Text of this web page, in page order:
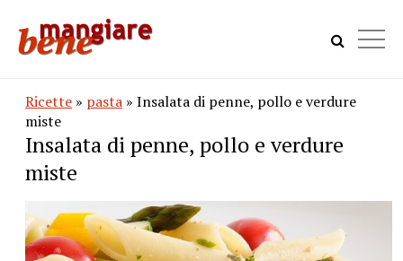
Ricette » pasta » Insalata di penne, pollo e verdure
miste
Insalata di penne, pollo e verdure
miste